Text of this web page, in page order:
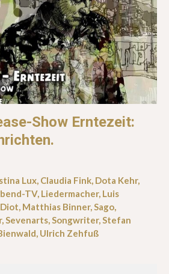
Show Erntezeit:
Lux, Claudia Fink, Dota Kehr,
TV, Liedermacher, Luis
, Matthias Binner,Sago,
,Sevenarts,Songwriter,Stefan
, Ulrich Zehfuß